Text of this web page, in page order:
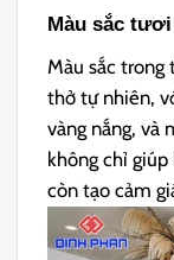
Màu sắc
Màu sắc
thở tự nhiên,
vàng nắng, và
không chỉ
còn tạo cảm